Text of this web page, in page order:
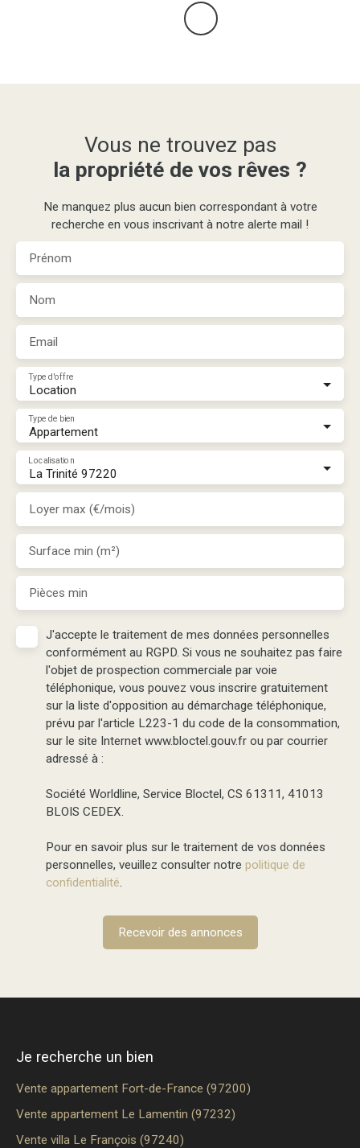
Vous ne trouvez pas
la propriété de vos rêves ?
Ne manquez plus aucun bien correspondant à votre
recherche en vous inscrivant à notre alerte mail !
Prénom
Nom
Email
Location
Type d'offre
Appartement
Type de bien
La Trinité 97220
Localisation
Loyer max (€/mois)
Surface min (m²)
Pièces min
J'accepte le traitement de mes données personnelles
conformément au RGPD. Si vous ne souhaitez pas faire
l'objet de prospection commerciale par voie
téléphonique, vous pouvez vous inscrire gratuitement
sur la liste d'opposition au démarchage téléphonique,
prévu par l'article L223-1 du code de la consommation,
sur le site Internet www.bloctel.gouv.fr ou par courrier
adressé à :
Société Worldline, Service Bloctel, CS 61311, 41013
BLOIS CEDEX.
Pour en savoir plus sur le traitement de vos données
personnelles, veuillez consulter notre politique de
confidentialité.
Recevoir des annonces
Je recherche un bien
Vente appartement Fort-de-France (97200)
Vente appartement Le Lamentin (97232)
Vente villa Le François (97240)